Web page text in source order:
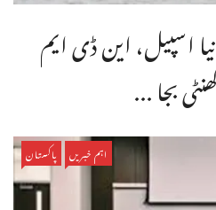
اسپیل، این ڈی ایم
بجا ...
اہم خبریں پاکستان